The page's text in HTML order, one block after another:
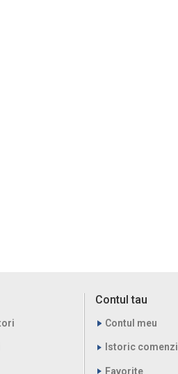
Contul tau
Contul meu
Istoric comenzi
Favorite